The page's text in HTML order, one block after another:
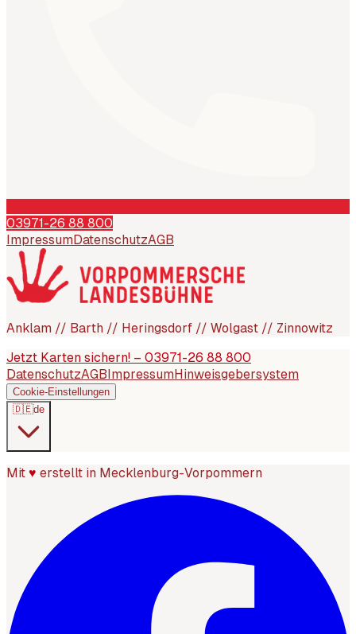
03971-26 88 800
Impressum DatenschutzAGB
Anklam // Barth // Heringsdorf // Wolgast // Zinnowitz
Jetzt Karten sichern! – 03971-26 88 800
DatenschutzAGB ImpressumHinweisgebersystem
Cookie-Einstellungen
🇩🇪de
Mit ♥ erstellt in Mecklenburg-Vorpommern